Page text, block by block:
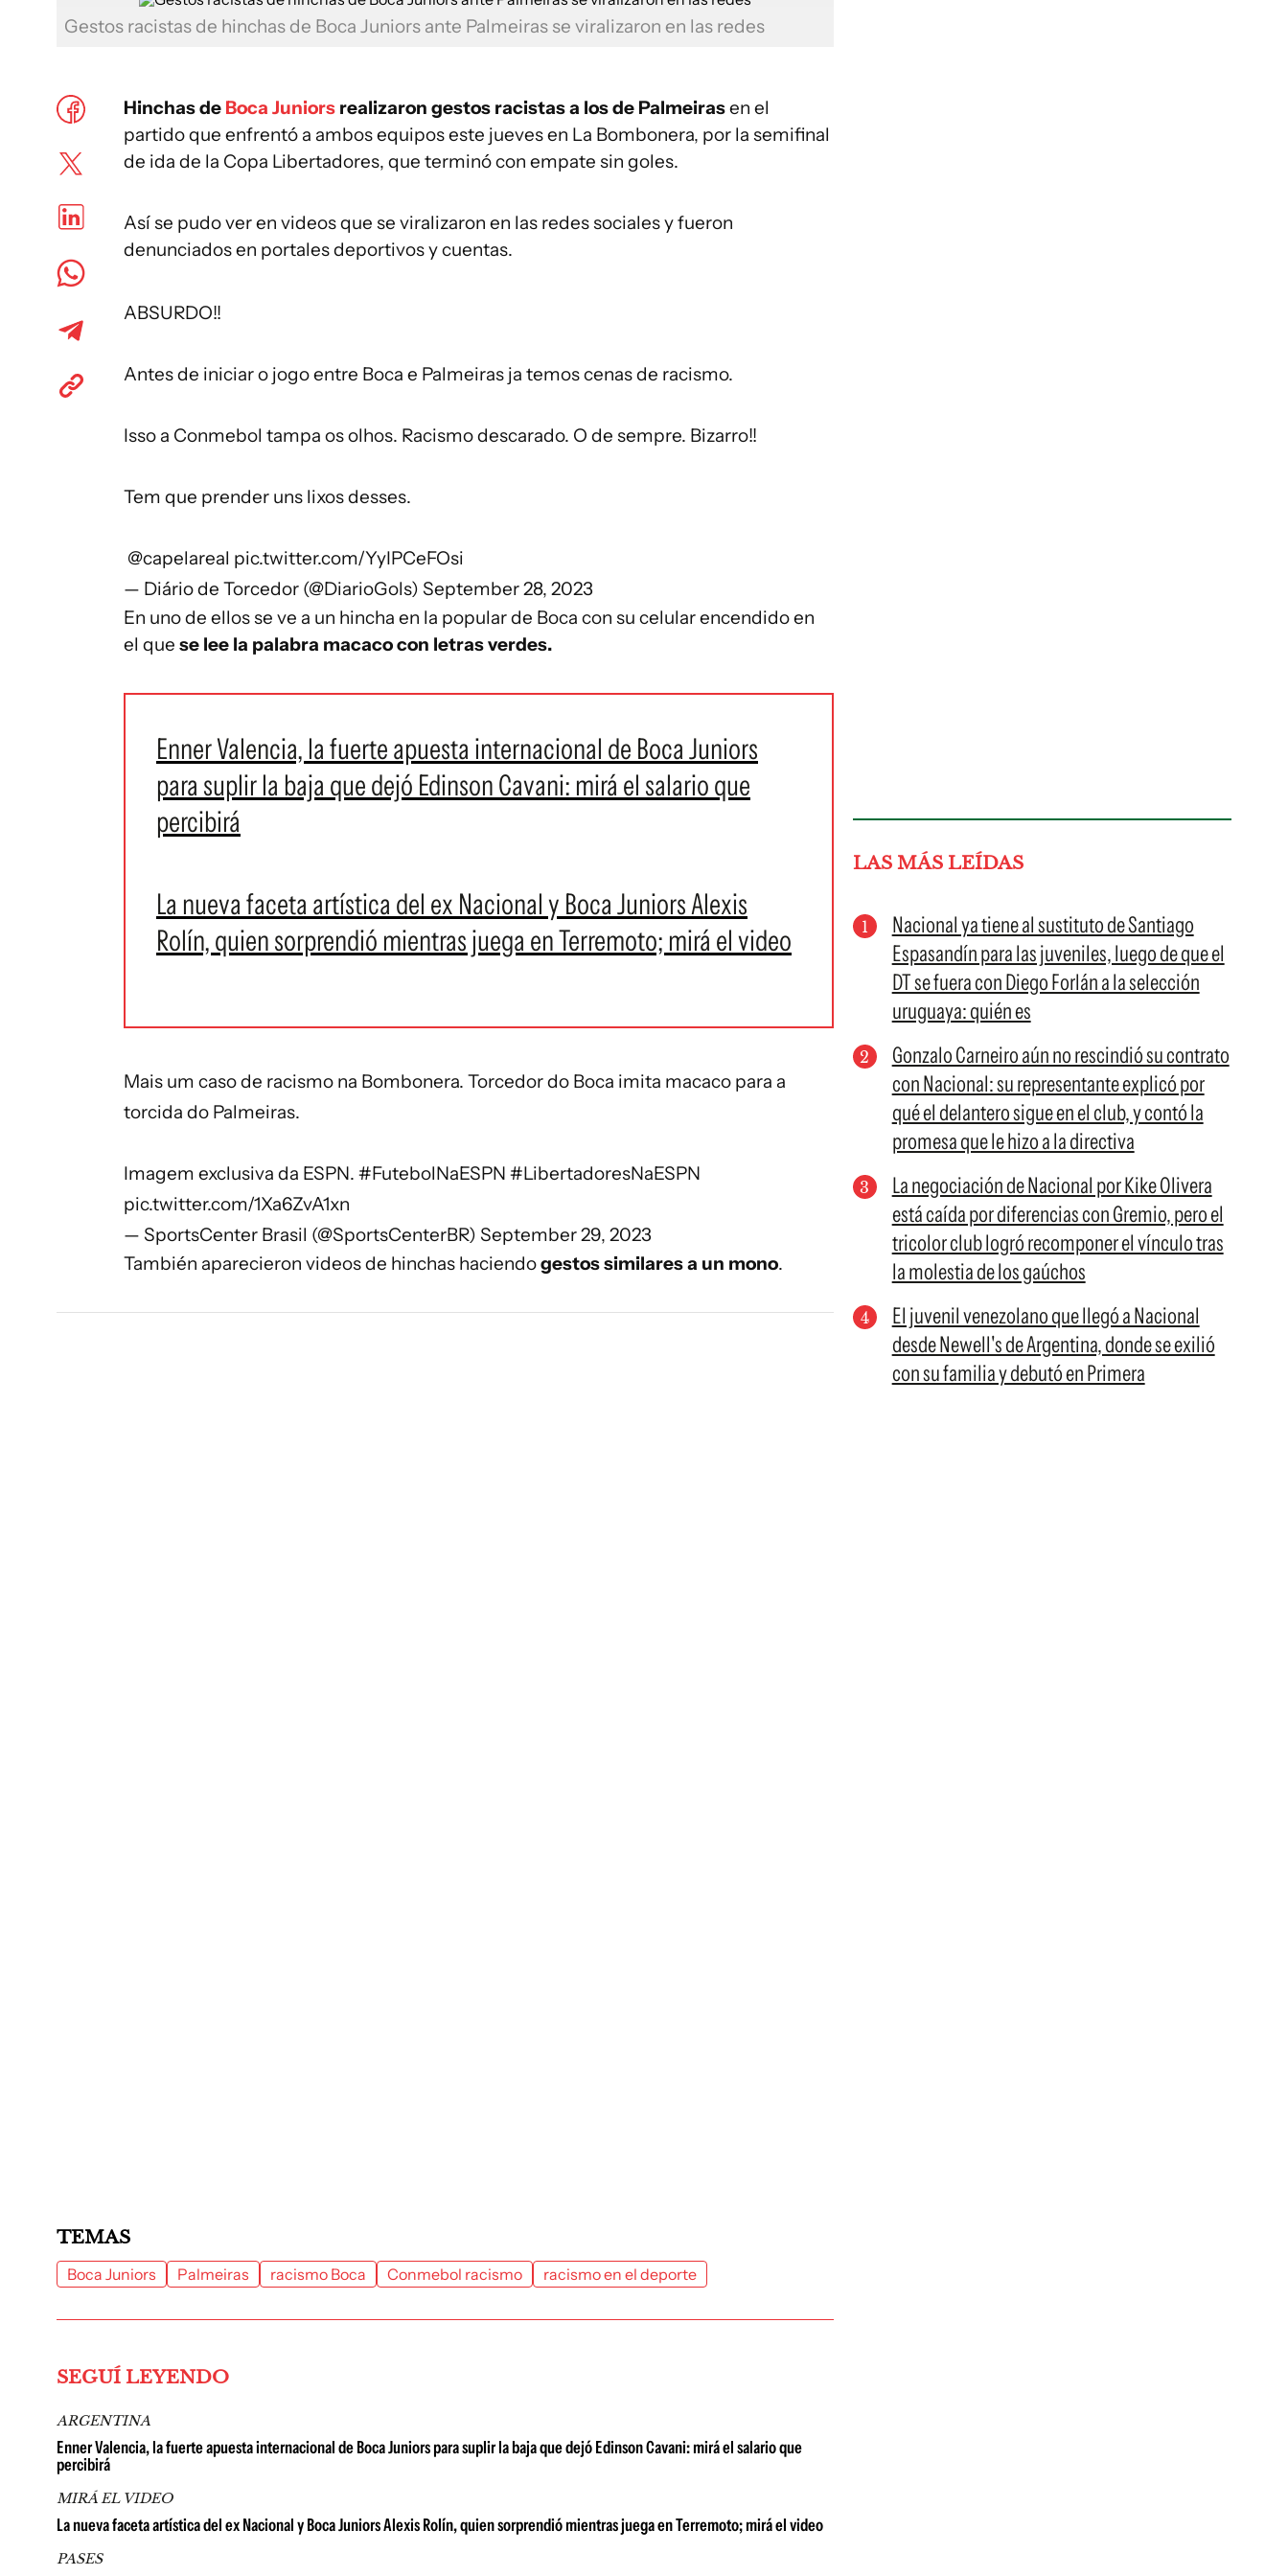
Gestos racistas de hinchas de Boca Juniors ante Palmeiras se viralizaron en las redes
Hinchas de Boca Juniors realizaron gestos racistas a los de Palmeirasen el
partido que enfrentó a ambos equipos este jueves en La Bombonera, por la semifinal
de ida de la Copa Libertadores, que terminó con empate sin goles.
Así se pudo ver en videos que se viralizaron en las redes sociales y fueron
denunciados en portales deportivos y cuentas.
ABSURDO!!
Antes de iniciar o jogo entre Boca e Palmeiras ja temos cenas de racismo.
Isso a Conmebol tampa os olhos. Racismo descarado. O de sempre. Bizarro!!
Tem que prender uns lixos desses.
@capelareal pic.twitter.com/YyIPCeFOsi
— Diário de Torcedor (@DiarioGols) September 28, 2023
En uno de ellos se ve a un hincha en la popular de Boca con su celular encendido en
el que se lee la palabra macaco con letras verdes.
Enner Valencia, la fuerte apuesta internacional de Boca Juniors
para suplir la baja que dejó Edinson Cavani: mirá el salario que
percibirá
La nueva faceta artística del ex Nacional y Boca Juniors Alexis
Rolín, quien sorprendió mientras juega en Terremoto; mirá el video
Mais um caso de racismo na Bombonera. Torcedor do Boca imita macaco para a
torcida do Palmeiras.
Imagem exclusiva da ESPN. #FutebolNaESPN #LibertadoresNaESPN
pic.twitter.com/1Xa6ZvA1xn
— SportsCenter Brasil (@SportsCenterBR) September 29, 2023
También aparecieron videos de hinchas haciendogestos similares a un mono.
LAS MÁS LEÍDAS
Nacional ya tiene al sustituto de Santiago
Espasandín para las juveniles, luego de que el
DT se fuera con Diego Forlán a la selección
uruguaya: quién es
Gonzalo Carneiro aún no rescindió su contrato
con Nacional: su representante explicó por
qué el delantero sigue en el club, y contó la
promesa que le hizo a la directiva
La negociación de Nacional por Kike Olivera
está caída por diferencias con Gremio, pero el
tricolor club logró recomponer el vínculo tras
la molestia de los gaúchos
El juvenil venezolano que llegó a Nacional
desde Newell's de Argentina, donde se exilió
con su familia y debutó en Primera
TEMAS
Boca Juniors Palmeiras racismo Boca Conmebol racismo racismo en el deporte
SEGUÍ LEYENDO
ARGENTINA
Enner Valencia, la fuerte apuesta internacional de Boca Juniors para suplir la baja que dejó Edinson Cavani: mirá el salario que
percibirá
MIRÁ EL VIDEO
La nueva faceta artística del ex Nacional y Boca Juniors Alexis Rolín, quien sorprendió mientras juega en Terremoto; mirá el video
PASES